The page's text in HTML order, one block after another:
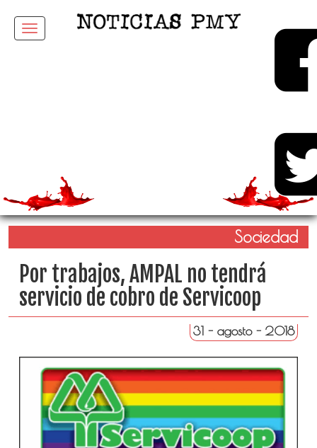
Menu
Sociedad
Por trabajos, AMPAL no tendrá
servicio de cobro de Servicoop
31 - agosto - 2018